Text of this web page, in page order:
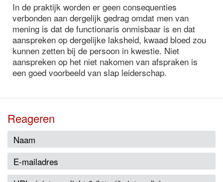
In de praktijk worden er geen consequenties
verbonden aan dergelijk gedrag omdat men van
mening is dat de functionaris onmisbaar is en dat
aanspreken op dergelijke laksheid, kwaad bloed zou
kunnen zetten bij de persoon in kwestie. Niet
aanspreken op het niet nakomen van afspraken is
een goed voorbeeld van slap leiderschap.
Reageren